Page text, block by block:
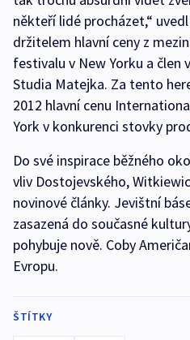
někteří lidé procházet,“
držitelem hlavní ceny z
festivalu v New Yorku a člen
Studia Matejka. Za tento
2012 hlavní cenu
York v konkurenci stovky
Do své inspirace běžného
vliv Dostojevského,
novinové články. Jevištní
zasazená do současné
pohybuje nově. Coby
Evropu.
ŠTÍTKY